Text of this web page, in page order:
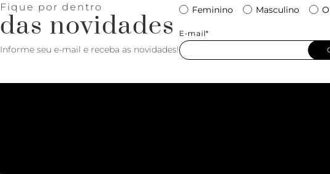
Fique por dentro
das novidades
Informe seu e-mail e receba as novidades!
Feminino Masculino
E-mail*